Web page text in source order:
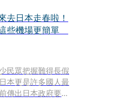
去日本走春啦！
些機場更簡單
民眾把握難得長假
本更是許多國人最
傳出日本政府要讓